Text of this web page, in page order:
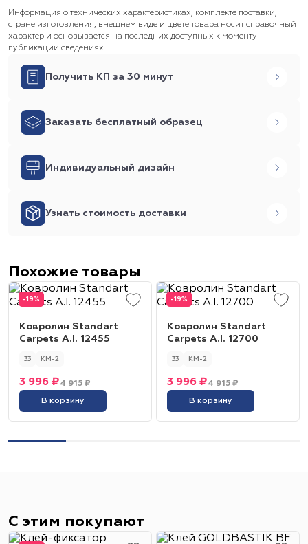
Информация о технических характеристиках, комплекте поставки,
стране изготовления, внешнем виде и цвете товара носит справочный
характер и основывается на последних доступных к моменту
публикации сведениях.
Получить КП за 30 минут
Заказать бесплатный образец
Индивидуальный дизайн
Узнать стоимость доставки
Похожие товары
-19%
Ковролин Standart
Carpets A.I. 12455
33 КМ-2
4 915 ₽
3 996 ₽
В корзину
-19%
Ковролин Standart
Carpets A.I. 12700
33 КМ-2
4 915 ₽
3 996 ₽
В корзину
С этим покупают